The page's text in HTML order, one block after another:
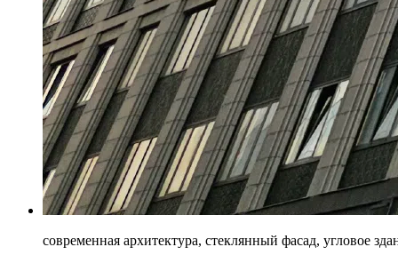
современная архитектура, стеклянный фасад, угловое